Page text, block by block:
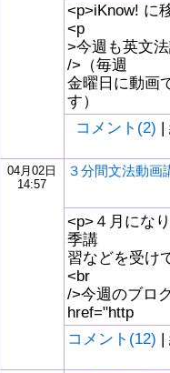
<p>iKnow! に
<p
>今週も英文
/>（毎週
金曜日に動画
す）
コメント(2) |
04月02日
14:57
３分間文法動画
<p>４月にな
季講
習などを受け
<br
/>今週のブロ
href="http
コメント(12) |